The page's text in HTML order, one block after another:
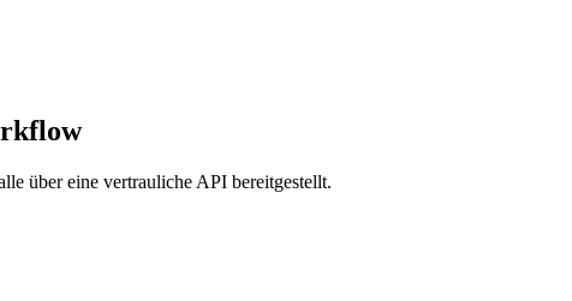
über eine vertrauliche API bereitgestellt.